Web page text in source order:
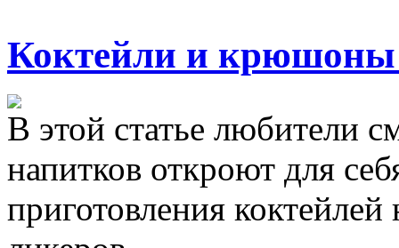
Коктейли и крюшоны
В этой статье любители
напитков откроют для
приготовления